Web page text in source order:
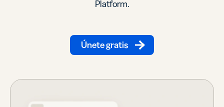
Platform.
Únete gratis